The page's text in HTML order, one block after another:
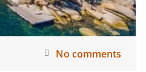
No comments